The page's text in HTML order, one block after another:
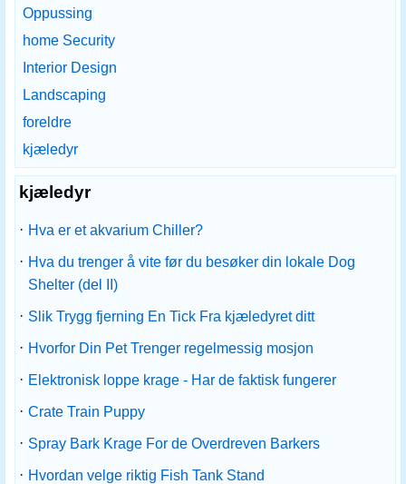
Oppussing
home Security
Interior Design
Landscaping
foreldre
kjæledyr
kjæledyr
· Hva er et akvarium Chiller?
· Hva du trenger å vite før du besøker din lokale Dog
Shelter (del II)
· Slik Trygg fjerning En Tick Fra kjæledyret ditt
· Hvorfor Din Pet Trenger regelmessig mosjon
· Elektronisk loppe krage - Har de faktisk fungerer
· Crate Train Puppy
· Spray Bark Krage For de Overdreven Barkers
· Hvordan velge riktig Fish Tank Stand